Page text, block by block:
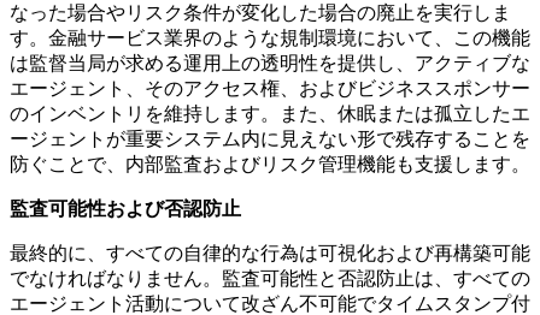
なった場合やリスク条件が変化した場合の廃止を実行しま
す。金融サービス業界のような規制環境において、この機能
は監督当局が求める運用上の透明性を提供し、アクティブな
エージェント、そのアクセス権、およびビジネススポンサー
のインベントリを維持します。また、休眠または孤立したエ
ージェントが重要システム内に見えない形で残存することを
防ぐことで、内部監査およびリスク管理機能も支援します。
監査可能性および否認防止
最終的に、すべての自律的な行為は可視化および再構築可能
でなければなりません。監査可能性と否認防止は、すべての
エージェント活動について改ざん不可能でタイムスタンプ付